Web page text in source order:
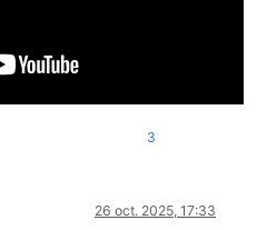
3
26 oct. 2025, 17:33